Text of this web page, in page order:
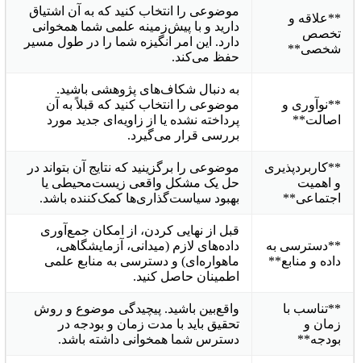
**علاقه و
تخصص
شخصی**
موضوعی را انتخاب کنید که به آن اشتیاق
دارید و با پیش‌زمینه‌ علمی شما همخوانی
دارد. این امر انگیزه شما را در طول مسیر
حفظ می‌کند.
**نوآوری و
اصالت**
به دنبال شکاف‌های پژوهشی باشید.
موضوعی را انتخاب کنید که قبلاً به آن
پرداخته نشده یا از زاویه‌ای جدید مورد
بررسی قرار می‌گیرد.
**کاربردپذیری
و اهمیت
اجتماعی**
موضوعی را برگزینید که نتایج آن بتواند در
حل یک مشکل واقعی زیست‌محیطی یا
بهبود سیاست‌گذاری‌ها کمک‌کننده باشد.
**دسترسی به
داده و منابع**
قبل از نهایی کردن، از امکان جمع‌آوری
داده‌های لازم (میدانی، آزمایشگاهی،
ماهواره‌ای) و دسترسی به منابع علمی
اطمینان حاصل کنید.
**تناسب با
زمان و
بودجه**
واقع‌بین باشید. پیچیدگی موضوع و روش
تحقیق باید با مدت زمان و بودجه در
دسترس شما همخوانی داشته باشد.